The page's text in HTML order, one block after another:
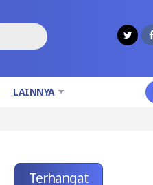
LAINNYA
Terhangat